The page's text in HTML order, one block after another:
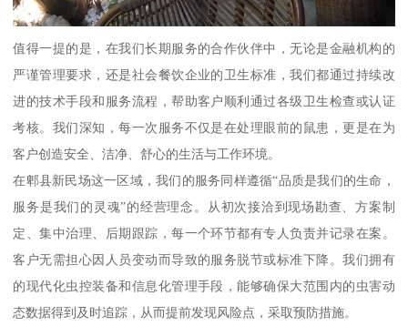
值得一提的是，在我们长期服务的合作伙伴中，无论是金融机构的
严谨管理要求，还是社会餐饮企业的卫生标准，我们都通过持续改
进的技术手段和服务流程，帮助客户顺利通过各级卫生检查或认证
考核。我们深知，每一次服务不仅是在处理眼前的鼠患，更是在为
客户创造安全、洁净、舒心的生活与工作环境。
在郫县新民场这一区域，我们的服务同样遵循“品质是我们的生命，
服务是我们的灵魂”的经营理念。从初次接洽到现场勘查、方案制
定、集中治理、后期跟踪，每一个环节都有专人负责并记录在案。
客户无需担心因人员变动而导致的服务脱节或标准下降。我们拥有
的现代化虫控装备和信息化管理手段，能够确保大范围内的虫害动
态数据得到及时追踪，从而提前发现风险点，采取预防措施。